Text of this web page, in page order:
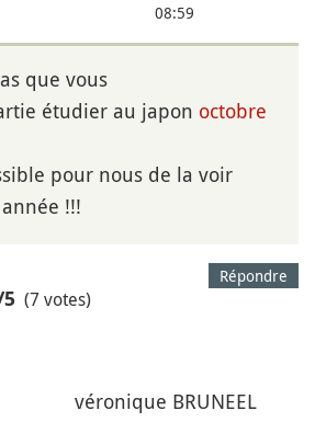
08:59
que vous
étudier au japon octobre
pour nous de la voir
!!!
Répondre
(7 votes)
véronique BRUNEEL